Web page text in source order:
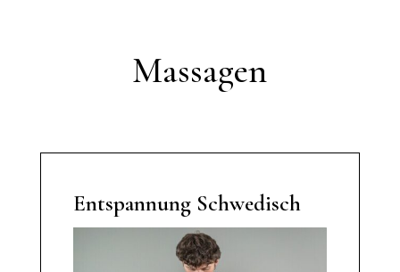
Massagen
Entspannung Schwedisch